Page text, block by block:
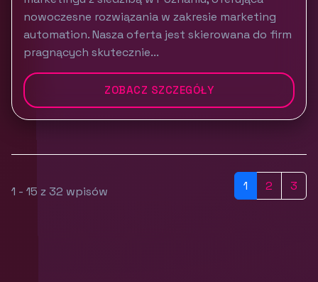
nowoczesne rozwiązania w zakresie marketing
automation. Nasza oferta jest skierowana do firm
pragnących skutecznie...
ZOBACZ SZCZEGÓŁY
1 - 15 z 32 wpisów 1 2 3